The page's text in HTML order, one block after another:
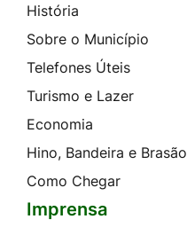
História
Sobre o Município
Telefones Úteis
Turismo e Lazer
Economia
Hino, Bandeira e Brasão
Como Chegar
Imprensa